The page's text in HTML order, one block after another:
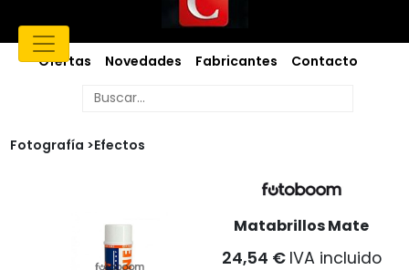
Ofertas Novedades Fabricantes Contacto
Fotografía >Efectos
Matabrillos Mate
24,54 € IVA incluido